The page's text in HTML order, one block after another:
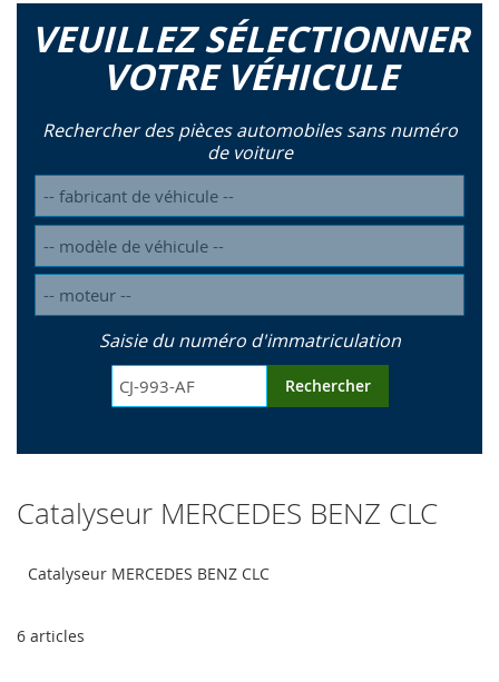
VEUILLEZ SÉLECTIONNER
VOTRE VÉHICULE
Rechercher des pièces automobiles sans numéro
de voiture
Saisie du numéro d'immatriculation
Rechercher
Catalyseur MERCEDES BENZ CLC
Catalyseur MERCEDES BENZ CLC
6 articles